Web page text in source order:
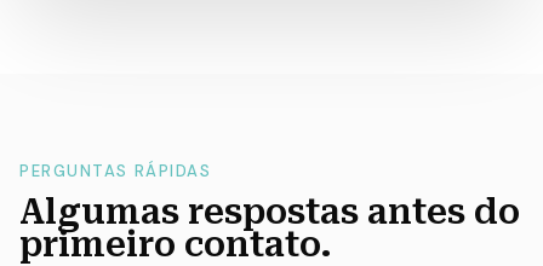
PERGUNTAS RÁPIDAS
Algumas respostas antes do
primeiro contato.